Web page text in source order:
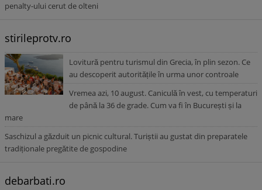
penalty-ului cerut de olteni
stirileprotv.ro
Lovitură pentru turismul din Grecia, în plin sezon. Ce
au descoperit autoritățile în urma unor controale
Vremea azi, 10 august. Caniculă în vest, cu temperaturi
de până la 36 de grade. Cum va fi în București și la
mare
Saschizul a găzduit un picnic cultural. Turiștii au gustat din preparatele
tradiționale pregătite de gospodine
debarbati.ro